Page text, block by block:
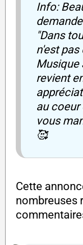
Info:
"Dans
n'est
Musique
revient
au
vous
🥰
Cette
nombreuses